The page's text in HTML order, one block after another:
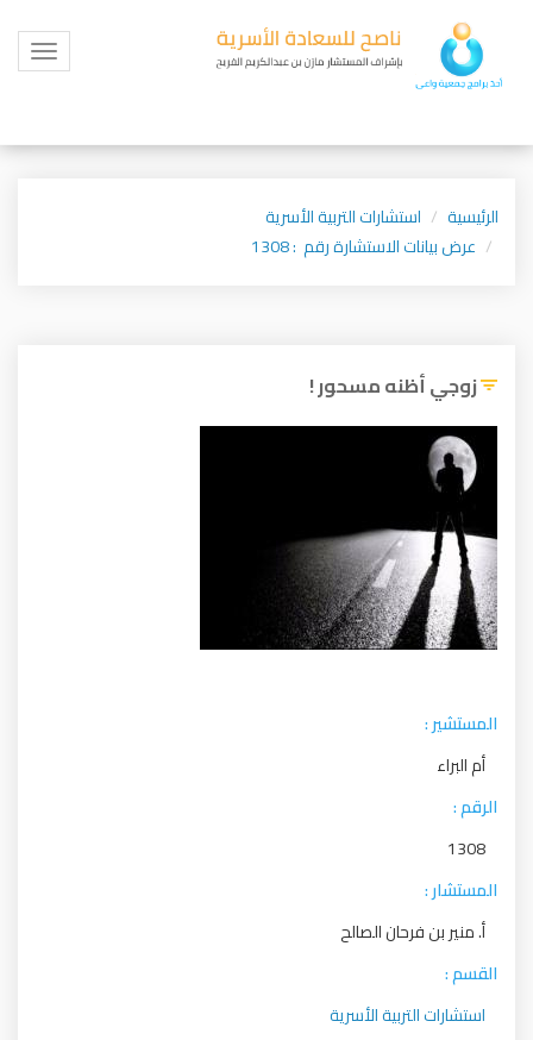
Toggle
الرئيسية
استشارات التربية الأسرية
عرض بيانات الاستشارة رقم : 1308
زوجي أظنه مسحور !
المستشير :
أم البراء
الرقم :
1308
المستشار :
أ. منير بن فرحان الصالح
القسم :
استشارات التربية الأسرية